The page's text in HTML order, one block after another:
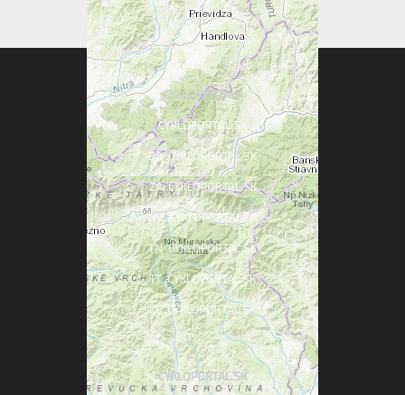
CYKLOPORTALY
CYKLOPORTAL.SK
BA .CYKLOPORTAL.SK
ZA .CYKLOPORTAL.SK
NR .CYKLOPORTAL.SK
TN .CYKLOPORTAL.SK
TT .CYKLOPORTAL.SK
KE .CYKLOPORTAL.SK
CYKLOPORTAL.SK